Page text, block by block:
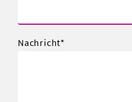
Nachricht